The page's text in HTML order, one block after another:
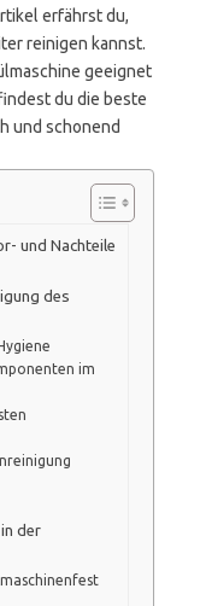
erfährst du,
reinigen kannst.
geeignet
du die beste
und schonend
und Nachteile
des
im
der